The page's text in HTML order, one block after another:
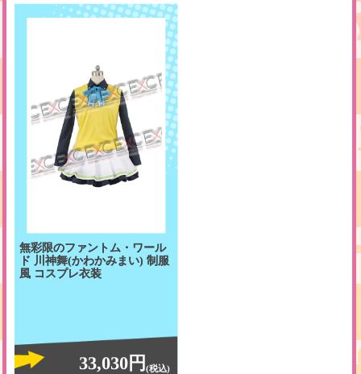
無彩限のファントム・ワール
ド 川神舞(かわかみまい) 制服
風 コスプレ衣装
33,030円(税込)